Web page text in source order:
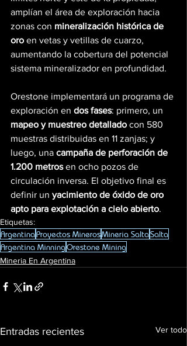
amplían el área de exploración hacia
zonas con mineralización histórica de
oro en vetas y vetillas de cuarzo,
aumentando la cobertura del potencial
sistema mineralizador en profundidad.
Orestone implementará un programa de
exploración en dos fases: primero, un
mapeo y muestreo detallado con 580
muestras distribuidas en 11 zanjas; y
luego, una campaña de perforación de
1.200 metros en ocho pozos de
circulación inversa. El objetivo final es
definir un yacimiento de óxido de oro
apto para explotación a cielo abierto.
Etiquetas:
ArgentinaProyectos MinerosMineria SaltaSalta
Argentina MinningOrestone Mining
Mineria En Argentina
Entradas recientes Ver todo